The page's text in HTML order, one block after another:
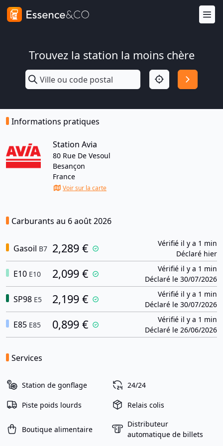
Trouvez la station la moins chère
Informations pratiques
Station Avia
80 Rue De Vesoul
Besançon
France
Voir sur la carte
Carburants au 6 août 2026
Gasoil B7 2,289 €
Vérifié il y a 1 min
Déclaré hier
E10 E10 2,099 €
Vérifié il y a 1 min
Déclaré le 30/07/2026
SP98 E5 2,199 €
Vérifié il y a 1 min
Déclaré le 30/07/2026
E85 E85 0,899 €
Vérifié il y a 1 min
Déclaré le 26/06/2026
Services
Station de gonflage 24/24
Piste poids lourds Relais colis
Boutique alimentaire
Distributeur
automatique de billets